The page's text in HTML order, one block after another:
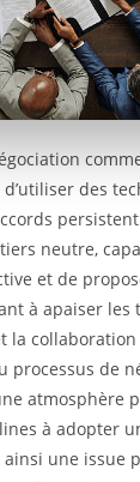
des
neutre,
et de
à apaiser les
la
de
atmosphère
à adopter
ainsi une issue